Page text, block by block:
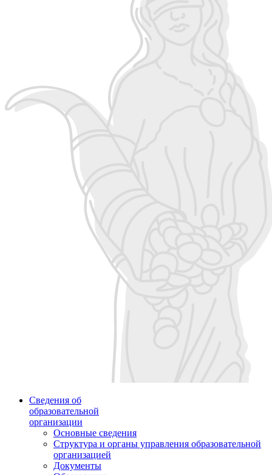
Сведения об
образовательной
организации
Основные сведения
Структура и органы управления образовательной
организацией
Документы